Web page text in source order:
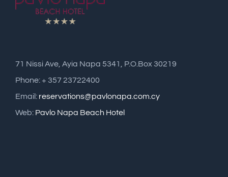
71 Nissi Ave, Ayia Napa 5341, P.O.Box 30219
Phone: + 357 23722400
Email: reservations@pavlonapa.com.cy
Web: Pavlo Napa Beach Hotel